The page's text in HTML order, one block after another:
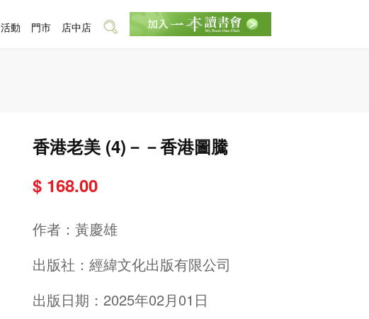
香港老美 (4)－－香港圖騰
$ 168.00
作者： 黃慶雄
出版社： 經緯文化出版有限公司
出版日期：2025年02月01日
活動 門市 店中店